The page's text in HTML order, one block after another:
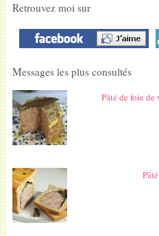
Retrouvez moi sur
Messages les plus consultés
Pâté de foie